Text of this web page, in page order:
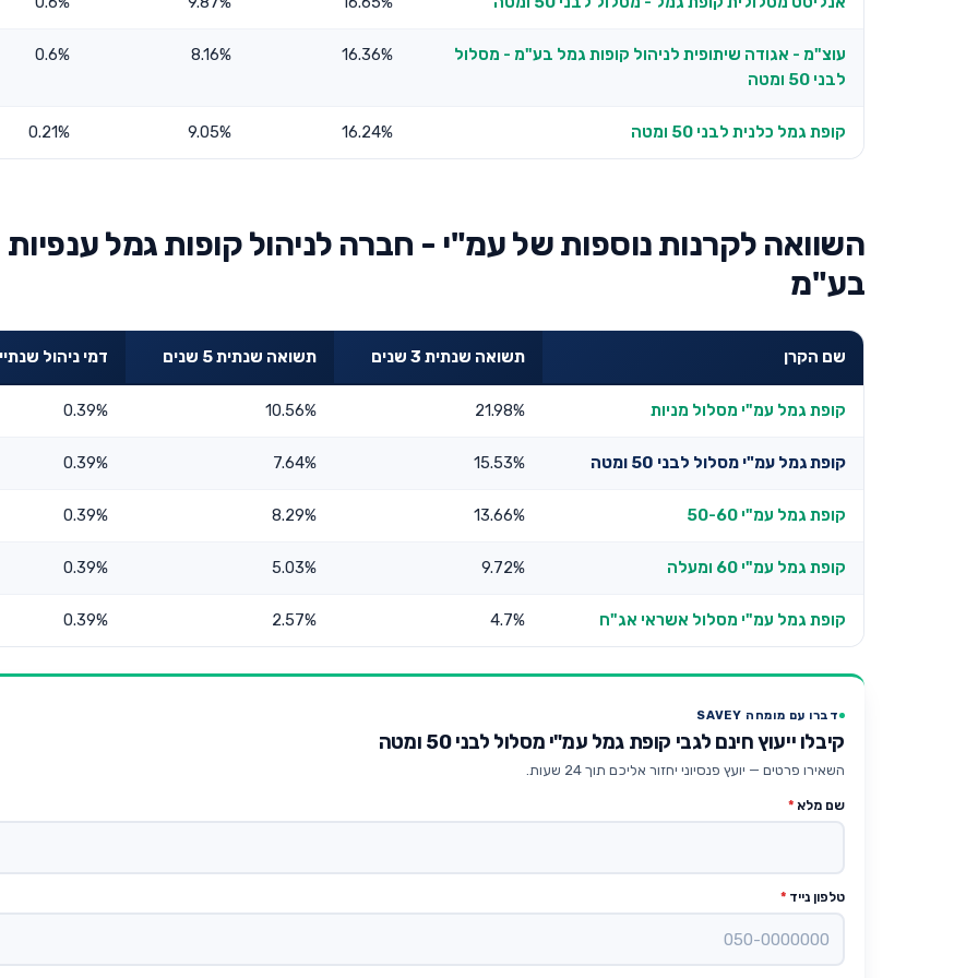
עוצ"מ - אגודה שיתופית לניהול קופות גמל בע"מ - מסלול
לבני 50 ומטה
16.36%
8.16%
0.6%
קופת גמל כלנית לבני 50 ומטה 16.24%
9.05%
0.21%
השוואה לקרנות נוספות של עמ"י - חברה לניהול קופות גמל ענפיות
בע"מ
שם הקרן תשואה שנתית 3 שנים תשואה שנתית 5 שנים דמי ניהול
קופת גמל עמ"י מסלול מניות 21.98%
10.56%
0.39%
קופת גמל עמ"י מסלול לבני 50 ומטה 15.53%
7.64%
0.39%
קופת גמל עמ"י 50-60 13.66%
8.29%
0.39%
קופת גמל עמ"י 60 ומעלה 9.72%
5.03%
0.39%
קופת גמל עמ"י מסלול אשראי אג"ח 4.7%
2.57%
0.39%
דברו עם מומחה SAVEY
קיבלו ייעוץ חינם לגבי קופת גמל עמ"י מסלול לבני 50 ומטה
השאירו פרטים — יועץ פנסיוני יחזור אליכם תוך 24 שעות.
שם מלא *
טלפון נייד *